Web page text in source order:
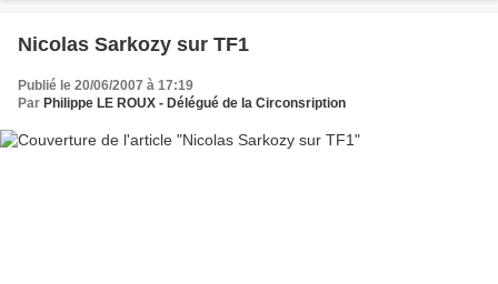
Nicolas Sarkozy sur TF1
Publié le 20/06/2007 à 17:19
Par Philippe LE ROUX - Délégué de la Circonsription